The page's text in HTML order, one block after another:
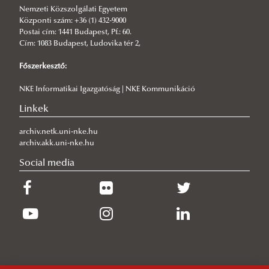
Nemzeti Közszolgálati Egyetem
Központi szám: +36 (1) 432-9000
Postai cím: 1441 Budapest, Pf.: 60.
Cím: 1083 Budapest, Ludovika tér 2,
Főszerkesztő:
NKE Informatikai Igazgatóság | NKE Kommunikáció
Linkek
archiv.netk.uni-nke.hu
archiv.akk.uni-nke.hu
Social media